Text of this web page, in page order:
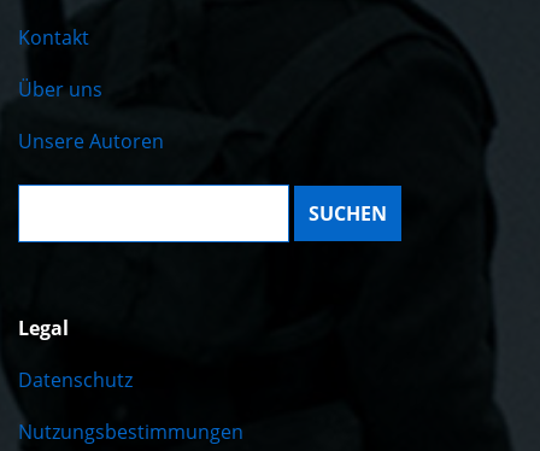
Kontakt
Über uns
Unsere Autoren
Suche:
Legal
Datenschutz
Nutzungsbestimmungen